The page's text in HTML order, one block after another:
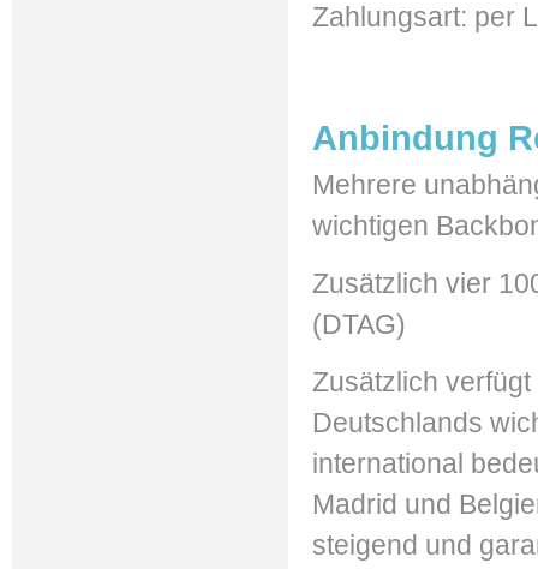
Zahlungsart: per
Anbindung
Mehrere
wichtigen
Zusätzlich vier
(DTAG)
Zusätzlich
Deutschlands
international
Madrid und
steigend und